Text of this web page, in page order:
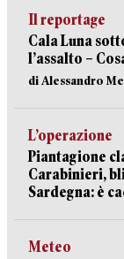
Il reportage
Cala Luna
l’assalto –
di Alessandro
L’operazione
Piantagione
Carabinieri,
Sardegna: è
Meteo